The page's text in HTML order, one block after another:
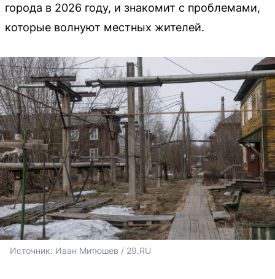
города в 2026 году, и знакомит с проблемами,
которые волнуют местных жителей.
Источник: Иван Митюшев / 29.RU